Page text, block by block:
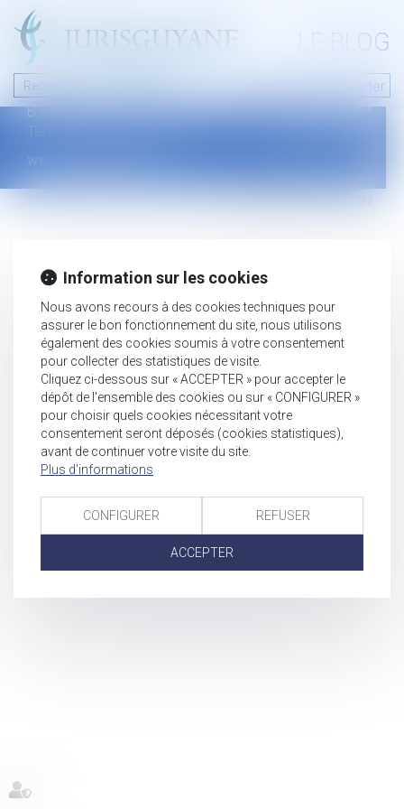
LE BLOG
Nous contacter
46 avenue de la liberté
B.P.315 - 97327 Cayenne Cedex
Tel : +594 594 29 45 35
www.jurisguyane.com
Mentions légales
Information sur les cookies
Nous avons recours à des cookies techniques pour
assurer le bon fonctionnement du site, nous utilisons
également des cookies soumis à votre consentement
pour collecter des statistiques de visite.
Cliquez ci-dessous sur « ACCEPTER » pour accepter le
dépôt de l'ensemble des cookies ou sur « CONFIGURER »
pour choisir quels cookies nécessitant votre
consentement seront déposés (cookies statistiques),
avant de continuer votre visite du site.
Plus d'informations
CONFIGURER REFUSER
ACCEPTER